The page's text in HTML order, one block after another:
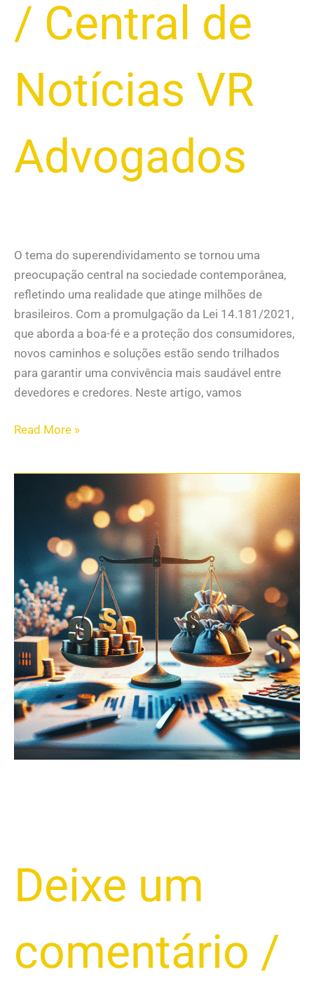
/ Central de
Notícias VR
Advogados
O tema do superendividamento se tornou uma
preocupação central na sociedade contemporânea,
refletindo uma realidade que atinge milhões de
brasileiros. Com a promulgação da Lei 14.181/2021,
que aborda a boa-fé e a proteção dos consumidores,
novos caminhos e soluções estão sendo trilhados
para garantir uma convivência mais saudável entre
devedores e credores. Neste artigo, vamos
Read More »
Deixe um
comentário /
Dívidas?
Descubra
Como
a
Boa-
Fé
Pode
Ser
Sua
CHAVE
Para
Seu
Orçamento!